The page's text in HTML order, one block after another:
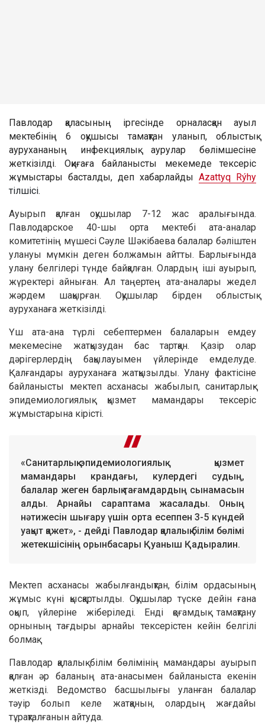
Павлодар қаласының іргесінде орналасқан ауыл
мектебінің 6 оқушысы тамақтан уланып, облыстық
аурухананың инфекциялық аурулар бөлімшесіне
жеткізілді. Оқиғаға байланысты мекемеде тексеріс
жұмыстары басталды, деп хабарлайды Azattyq Rýhy
тілшісі.
Ауырып қалған оқушылар 7-12 жас аралығында.
Павлодарское 40-шы орта мектебі ата-аналар
комитетінің мүшесі Сәуле Шәкібаева балалар бәліштен
улануы мүмкін деген болжамын айтты. Барлығында
улану белгілері түнде байқалған. Олардың іші ауырып,
жүректері айныған. Ал таңертең ата-аналары жедел
жәрдем шақырған. Оқушылар бірден облыстық
ауруханаға жеткізілді.
Үш ата-ана түрлі себептермен балаларын емдеу
мекемесіне жатқызудан бас тартқан. Қазір олар
дәрігерлердің бақылауымен үйлерінде емделуде.
Қалғандары ауруханаға жатқызылды. Улану фактісіне
байланысты мектеп асханасы жабылып, санитарлық-
эпидемиологиялық қызмет мамандары тексеріс
жұмыстарына кірісті.
«Санитарлық-эпидемиологиялық қызмет
мамандары крандағы, кулердегі судың,
балалар жеген барлық тағамдардың сынамасын
алды. Арнайы сараптама жасалады. Оның
нәтижесін шығару үшін орта есеппен 3-5 күндей
уақыт қажет», - дейді Павлодар қалалық білім бөлімі
жетекшісінің орынбасары Қуаныш Қадыралин.
Мектеп асханасы жабылғандықтан, білім ордасының
жұмыс күні қысқартылды. Оқушылар түске дейін ғана
оқып, үйлеріне жіберіледі. Енді қоғамдық тамақтану
орнының тағдыры арнайы тексерістен кейін белгілі
болмақ.
Павлодар қалалық білім бөлімінің мамандары ауырып
қалған әр баланың ата-анасымен байланыста екенін
жеткізді. Ведомство басшылығы уланған балалар
тәуір болып келе жатқанын, олардың жағдайы
тұрақталғанын айтуда.